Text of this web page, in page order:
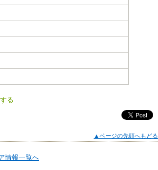
る
▲ページの先頭へもどる
情報一覧へ